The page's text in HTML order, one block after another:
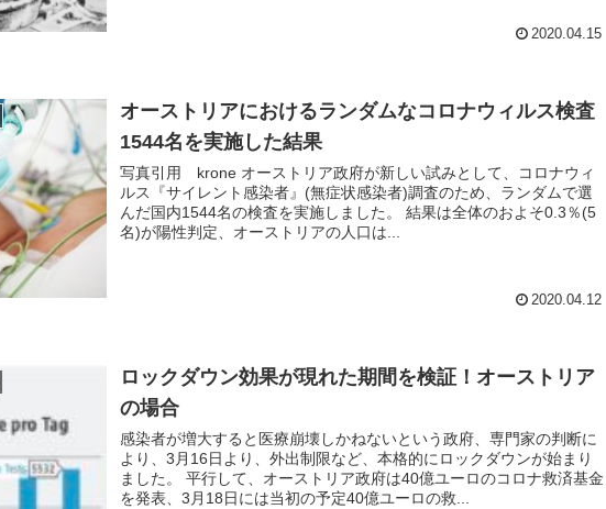
2020.04.15
オーストリアにおけるランダムなコロナウィルス検査
1544名を実施した結果
写真引用 krone オーストリア政府が新しい試みとして、コロナウィ
ルス『サイレント感染者』(無症状感染者)調査のため、ランダムで選
んだ国内1544名の検査を実施しました。 結果は全体のおよそ0.3％(5
名)が陽性判定、オーストリアの人口は...
2020.04.12
ロックダウン効果が現れた期間を検証！オーストリア
の場合
感染者が増大すると医療崩壊しかねないという政府、専門家の判断に
より、3月16日より、外出制限など、本格的にロックダウンが始まり
ました。 平行して、オーストリア政府は40億ユーロのコロナ救済基金
を発表、3月18日には当初の予定40億ユーロの救...